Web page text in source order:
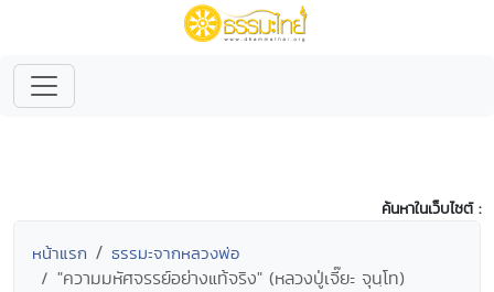
ค้นหาในเว็บไซต์ :
หน้าแรก ธรรมะจากหลวงพ่อ
"ความมหัศจรรย์อย่างแท้จริง" (หลวงปู่เจี๊ยะ จุนฺโท)